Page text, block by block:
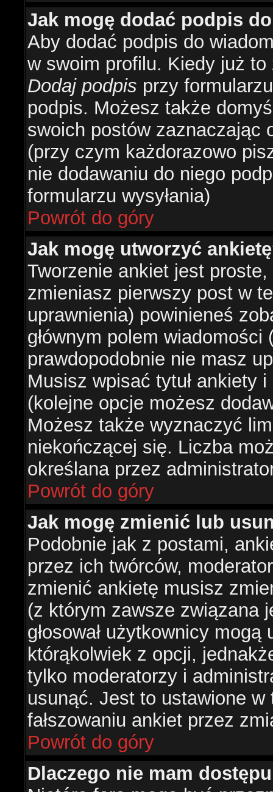
Jak mogę dodać podpis
Aby dodać podpis do
w swoim profilu. Kiedy już
Dodaj podpis przy
podpis. Możesz także
swoich postów zaznaczając
(przy czym każdorazowo
nie dodawaniu do niego
formularzu wysyłania)
Powrót do góry
Jak mogę utworzyć
Tworzenie ankiet jest
zmieniasz pierwszy post w
uprawnienia) powinieneś
głównym polem
prawdopodobnie nie masz
Musisz wpisać tytuł ankiety
(kolejne opcje możesz
Możesz także wyznaczyć
niekończącej się. Liczba
określana przez
Powrót do góry
Jak mogę zmienić lub
Podobnie jak z postami,
przez ich twórców,
zmienić ankietę musisz
(z którym zawsze związana
głosował użytkownicy
którąkolwiek z opcji,
tylko moderatorzy i
usunąć. Jest to ustawione
fałszowaniu ankiet przez
Powrót do góry
Dlaczego nie mam